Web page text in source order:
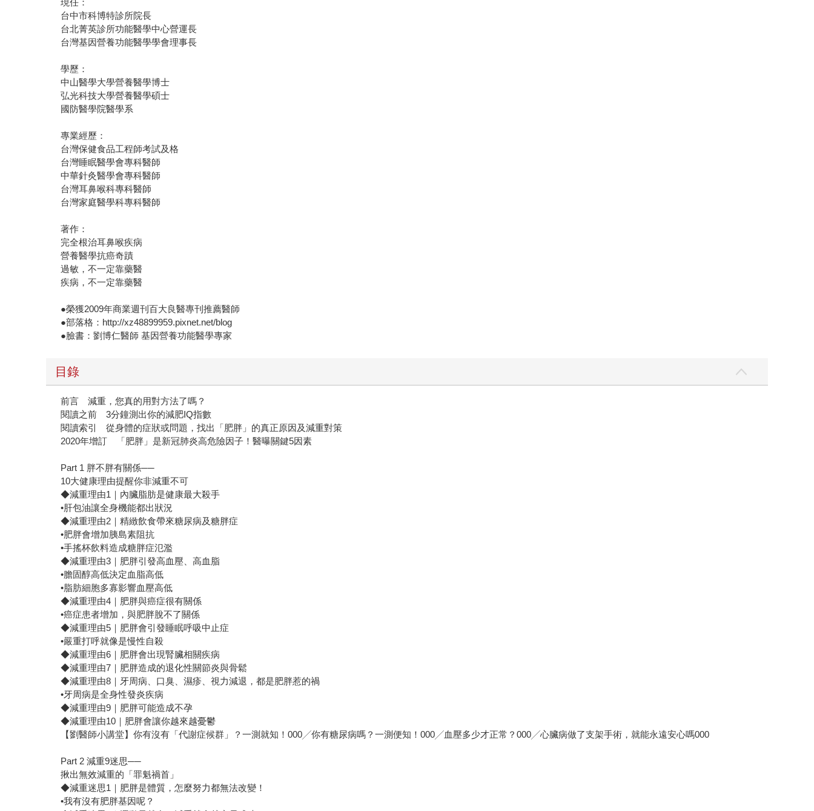
現任：
台中市科博特診所院長
台北菁英診所功能醫學中心營運長
台灣基因營養功能醫學學會理事長
學歷：
中山醫學大學營養醫學博士
弘光科技大學營養醫學碩士
國防醫學院醫學系
專業經歷：
台灣保健食品工程師考試及格
台灣睡眠醫學會專科醫師
中華針灸醫學會專科醫師
台灣耳鼻喉科專科醫師
台灣家庭醫學科專科醫師
著作：
完全根治耳鼻喉疾病
營養醫學抗癌奇蹟
過敏，不一定靠藥醫
疾病，不一定靠藥醫
●榮獲2009年商業週刊百大良醫專刊推薦醫師
●部落格：http://xz48899959.pixnet.net/blog
●臉書：劉博仁醫師 基因營養功能醫學專家
目錄
前言 減重，您真的用對方法了嗎？
閱讀之前 3分鐘測出你的減肥IQ指數
閱讀索引 從身體的症狀或問題，找出「肥胖」的真正原因及減重對策
2020年增訂 「肥胖」是新冠肺炎高危險因子！醫曝關鍵5因素
Part 1 胖不胖有關係──
10大健康理由提醒你非減重不可
◆減重理由1｜內臟脂肪是健康最大殺手
•肝包油讓全身機能都出狀況
◆減重理由2｜精緻飲食帶來糖尿病及糖胖症
•肥胖會增加胰島素阻抗
•手搖杯飲料造成糖胖症氾濫
◆減重理由3｜肥胖引發高血壓、高血脂
•膽固醇高低決定血脂高低
•脂肪細胞多寡影響血壓高低
◆減重理由4｜肥胖與癌症很有關係
•癌症患者增加，與肥胖脫不了關係
◆減重理由5｜肥胖會引發睡眠呼吸中止症
•嚴重打呼就像是慢性自殺
◆減重理由6｜肥胖會出現腎臟相關疾病
◆減重理由7｜肥胖造成的退化性關節炎與骨鬆
◆減重理由8｜牙周病、口臭、濕疹、視力減退，都是肥胖惹的禍
•牙周病是全身性發炎疾病
◆減重理由9｜肥胖可能造成不孕
◆減重理由10｜肥胖會讓你越來越憂鬱
【劉醫師小講堂】你有沒有「代謝症候群」？一測就知！000╱你有糖尿病嗎？一測便知！000╱血壓多少才正常？000╱心臟病做了支架手術，就能永遠安心嗎000
Part 2 減重9迷思──
揪出無效減重的「罪魁禍首」
◆減重迷思1｜肥胖是體質，怎麼努力都無法改變！
•我有沒有肥胖基因呢？